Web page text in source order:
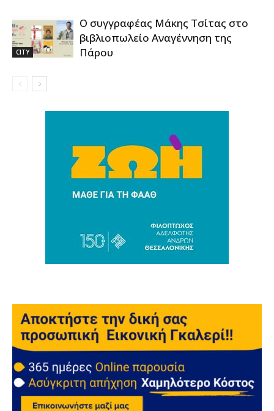
CITY
Ο συγγραφέας Μάκης Τσίτας στο
βιβλιοπωλείο Αναγέννηση της
Πάρου